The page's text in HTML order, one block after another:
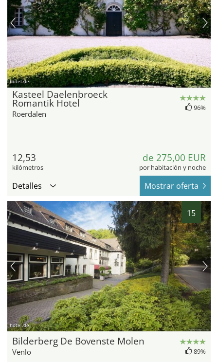
hotel.de
Kasteel Daelenbroeck
Romantik Hotel
Roerdalen
96%
12,53
kilómetros
de 275,00 EUR
por habitación y noche
Detalles Mostrar oferta
15
hotel.de
Bilderberg De Bovenste Molen
Venlo 89%